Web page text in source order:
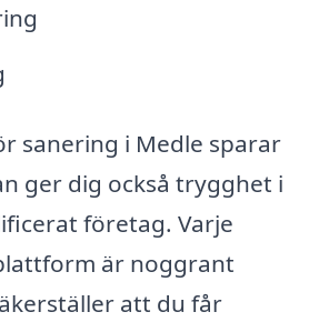
sanering i Medle sparar
ger dig också trygghet i
företag. Varje
är noggrant
att du får